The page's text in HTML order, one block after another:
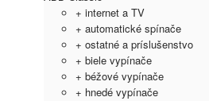
+ internet a TV
+ automatické spínače
+ ostatné a príslušenstvo
+ biele vypínače
+ béžové vypínače
+ hnedé vypínače